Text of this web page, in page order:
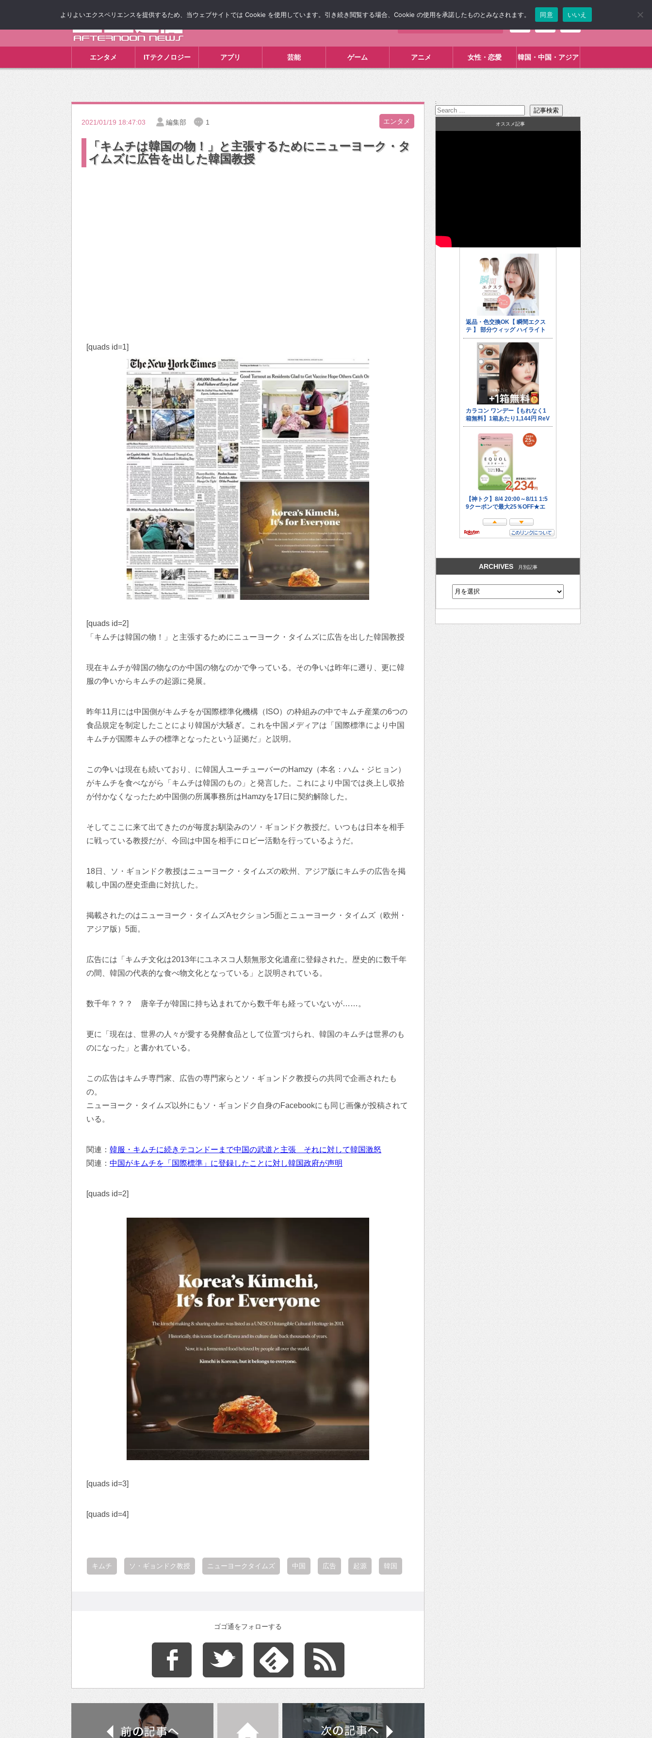
エンタメ ITテクノロジー アプリ 芸能 ゲーム アニメ 女性・恋愛 韓国・中国・アジア
2021/01/19 18:47:03 編集部 1 エンタメ
「キムチは韓国の物！」と主張するためにニューヨーク・タ
イムズに広告を出した韓国教授
[quads id=1]
[quads id=2]
「キムチは韓国の物！」と主張するためにニューヨーク・タイムズに広告を出した韓国教授
現在キムチが韓国の物なのか中国の物なのかで争っている。その争いは昨年に遡り、更に韓
服の争いからキムチの起源に発展。
昨年11月には中国側がキムチをが国際標準化機構（ISO）の枠組みの中でキムチ産業の6つの
食品規定を制定したことにより韓国が大騒ぎ。これを中国メディアは「国際標準により中国
キムチが国際キムチの標準となったという証拠だ」と説明。
この争いは現在も続いており、に韓国人ユーチューバーのHamzy（本名：ハム・ジヒョン）
がキムチを食べながら「キムチは韓国のもの」と発言した。これにより中国では炎上し収拾
が付かなくなったため中国側の所属事務所はHamzyを17日に契約解除した。
そしてここに来て出てきたのが毎度お馴染みのソ・ギョンドク教授だ。いつもは日本を相手
に戦っている教授だが、今回は中国を相手にロビー活動を行っているようだ。
18日、ソ・ギョンドク教授はニューヨーク・タイムズの欧州、アジア版にキムチの広告を掲
載し中国の歴史歪曲に対抗した。
掲載されたのはニューヨーク・タイムズAセクション5面とニューヨーク・タイムズ（欧州・
アジア版）5面。
広告には「キムチ文化は2013年にユネスコ人類無形文化遺産に登録された。歴史的に数千年
の間、韓国の代表的な食べ物文化となっている」と説明されている。
数千年？？？ 唐辛子が韓国に持ち込まれてから数千年も経っていないが……。
更に「現在は、世界の人々が愛する発酵食品として位置づけられ、韓国のキムチは世界のも
のになった」と書かれている。
この広告はキムチ専門家、広告の専門家らとソ・ギョンドク教授らの共同で企画されたも
の。
ニューヨーク・タイムズ以外にもソ・ギョンドク自身のFacebookにも同じ画像が投稿されて
いる。
関連： 韓服・キムチに続きテコンドーまで中国の武道と主張 それに対して韓国激怒
関連： 中国がキムチを「国際標準」に登録したことに対し韓国政府が声明
[quads id=2]
[quads id=3]
[quads id=4]
キムチ ソ・ギョンドク教授 ニューヨークタイムズ 中国 広告 起源 韓国
ゴゴ通をフォローする
:
オススメ記事
ARCHIVES 月別記事
よりよいエクスペリエンスを提供するため、当ウェブサイトでは Cookie を使用しています。引き続き閲覧する場合、Cookie の使用を承諾したものとみなされます。 同意 いいえ